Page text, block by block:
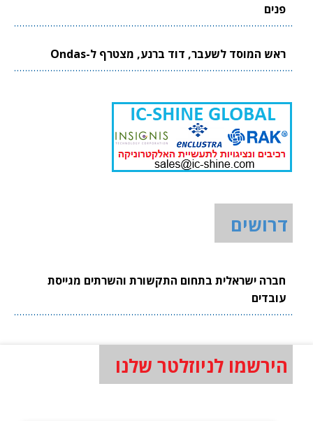
פנים
ראש המוסד לשעבר, דוד ברנע, מצטרף ל-Ondas
דרושים
חברה ישראלית בתחום התקשורת והשרתים מגייסת
עובדים
הירשמו לניוזלטר שלנו